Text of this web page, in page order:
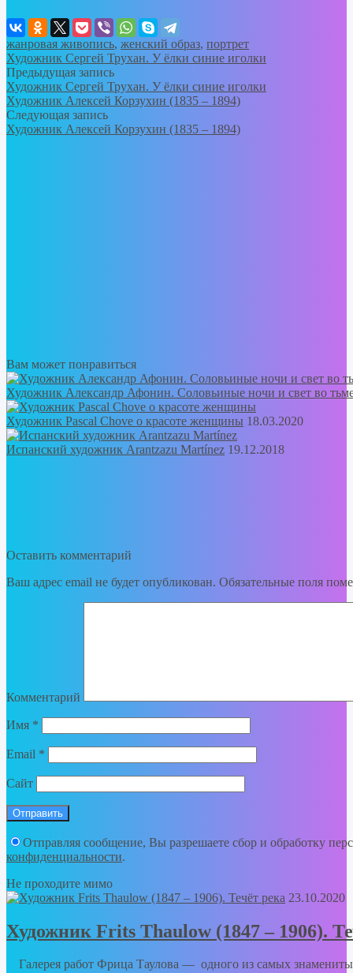
жанровая живопись, женский образ, портрет
Художник Сергей Трухан. У ёлки синие иголки
Предыдущая запись
Художник Сергей Трухан. У ёлки синие иголки
Художник Алексей Корзухин (1835 – 1894)
Следующая запись
Художник Алексей Корзухин (1835 – 1894)
Вам может понравиться
Художник Александр Афонин. Соловьиные ночи и свет во
Художник Pascal Chove о красоте женщины 18.03.2020
Испанский художник Arantzazu Martínez 19.12.2018
Оставить комментарий
Ваш адрес email не будет опубликован. Обязательные поля
Комментарий
Имя *
Email *
Сайт
Отправляя сообщение, Вы разрешаете сбор и обработку
конфиденциальности.
Не проходите мимо
23.10.2020
Художник Frits Thaulow (1847 – 1906).
Галерея работ Фрица Таулова — одного из самых